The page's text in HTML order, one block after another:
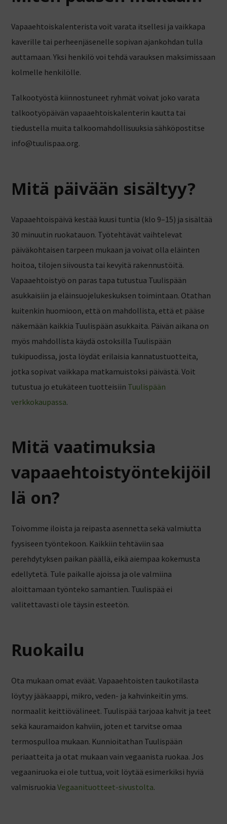
Vapaaehtoiskalenterista voit varata itsellesi ja vaikkapa
kaverille tai perheenjäsenelle sopivan ajankohdan tulla
auttamaan. Yksi henkilö voi tehdä varauksen maksimissaan
kolmelle henkilölle.
Talkootyöstä kiinnostuneet ryhmät voivat joko varata
talkootyöpäivän vapaaehtoiskalenterin kautta tai
tiedustella muita talkoomahdollisuuksia sähköpostitse
info@tuulispaa.org.
Mitä päivään sisältyy?
Vapaaehtoispäivä kestää kuusi tuntia (klo 9–15) ja sisältää
30 minuutin ruokatauon. Työtehtävät vaihtelevat
päiväkohtaisen tarpeen mukaan ja voivat olla eläinten
hoitoa, tilojen siivousta tai kevyitä rakennustöitä.
Vapaaehtoistyö on paras tapa tutustua Tuulispään
asukkaisiin ja eläinsuojelukeskuksen toimintaan. Otathan
kuitenkin huomioon, että on mahdollista, että et pääse
näkemään kaikkia Tuulispään asukkaita. Päivän aikana on
myös mahdollista käydä ostoksilla Tuulispään
tukipuodissa, josta löydät erilaisia kannatustuotteita,
jotka sopivat vaikkapa matkamuistoksi päivästä. Voit
tutustua jo etukäteen tuotteisiin Tuulispään
verkkokaupassa.
Mitä vaatimuksia
vapaaehtoistyöntekijöil
lä on?
Toivomme iloista ja reipasta asennetta sekä valmiutta
fyysiseen työntekoon. Kaikkiin tehtäviin saa
perehdytyksen paikan päällä, eikä aiempaa kokemusta
edellytetä. Tule paikalle ajoissa ja ole valmiina
aloittamaan työnteko samantien. Tuulispää ei
valitettavasti ole täysin esteetön.
Ruokailu
Ota mukaan omat eväät. Vapaaehtoisten taukotilasta
löytyy jääkaappi, mikro, veden- ja kahvinkeitin yms.
normaalit keittiövälineet. Tuulispää tarjoaa kahvit ja teet
sekä kauramaidon kahviin, joten et tarvitse omaa
termospulloa mukaan. Kunnioitathan Tuulispään
periaatteita ja otat mukaan vain vegaanista ruokaa. Jos
vegaaniruoka ei ole tuttua, voit löytää esimerkiksi hyviä
valmisruokiaVegaanituotteet-sivustolta.